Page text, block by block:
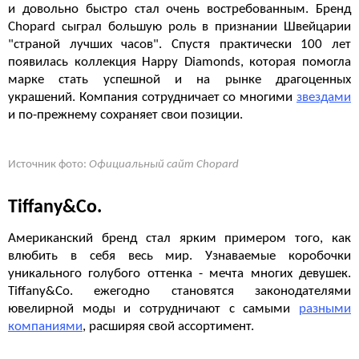
и довольно быстро стал очень востребованным. Бренд
Chopard сыграл большую роль в признании Швейцарии
"страной лучших часов". Спустя практически 100 лет
появилась коллекция Happy Diamonds, которая помогла
марке стать успешной и на рынке драгоценных
украшений. Компания сотрудничает со многими звездами
и по-прежнему сохраняет свои позиции.
Источник фото: Официальный сайт Chopard
Tiffany&Co.
Американский бренд стал ярким примером того, как
влюбить в себя весь мир. Узнаваемые коробочки
уникального голубого оттенка - мечта многих девушек.
Tiffany&Co. ежегодно становятся законодателями
ювелирной моды и сотрудничают с самыми разными
компаниями, расширяя свой ассортимент.